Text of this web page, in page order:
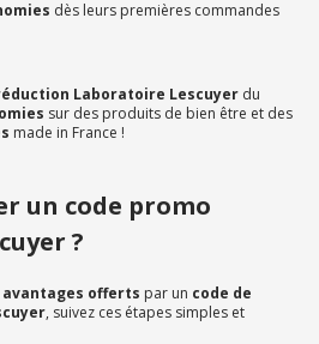
dès leurs premières commandes
Laboratoire Lescuyer du
sur des produits de bien être et des
made in France !
un code promo
?
avantages offerts par un code de
, suivez ces étapes simples et